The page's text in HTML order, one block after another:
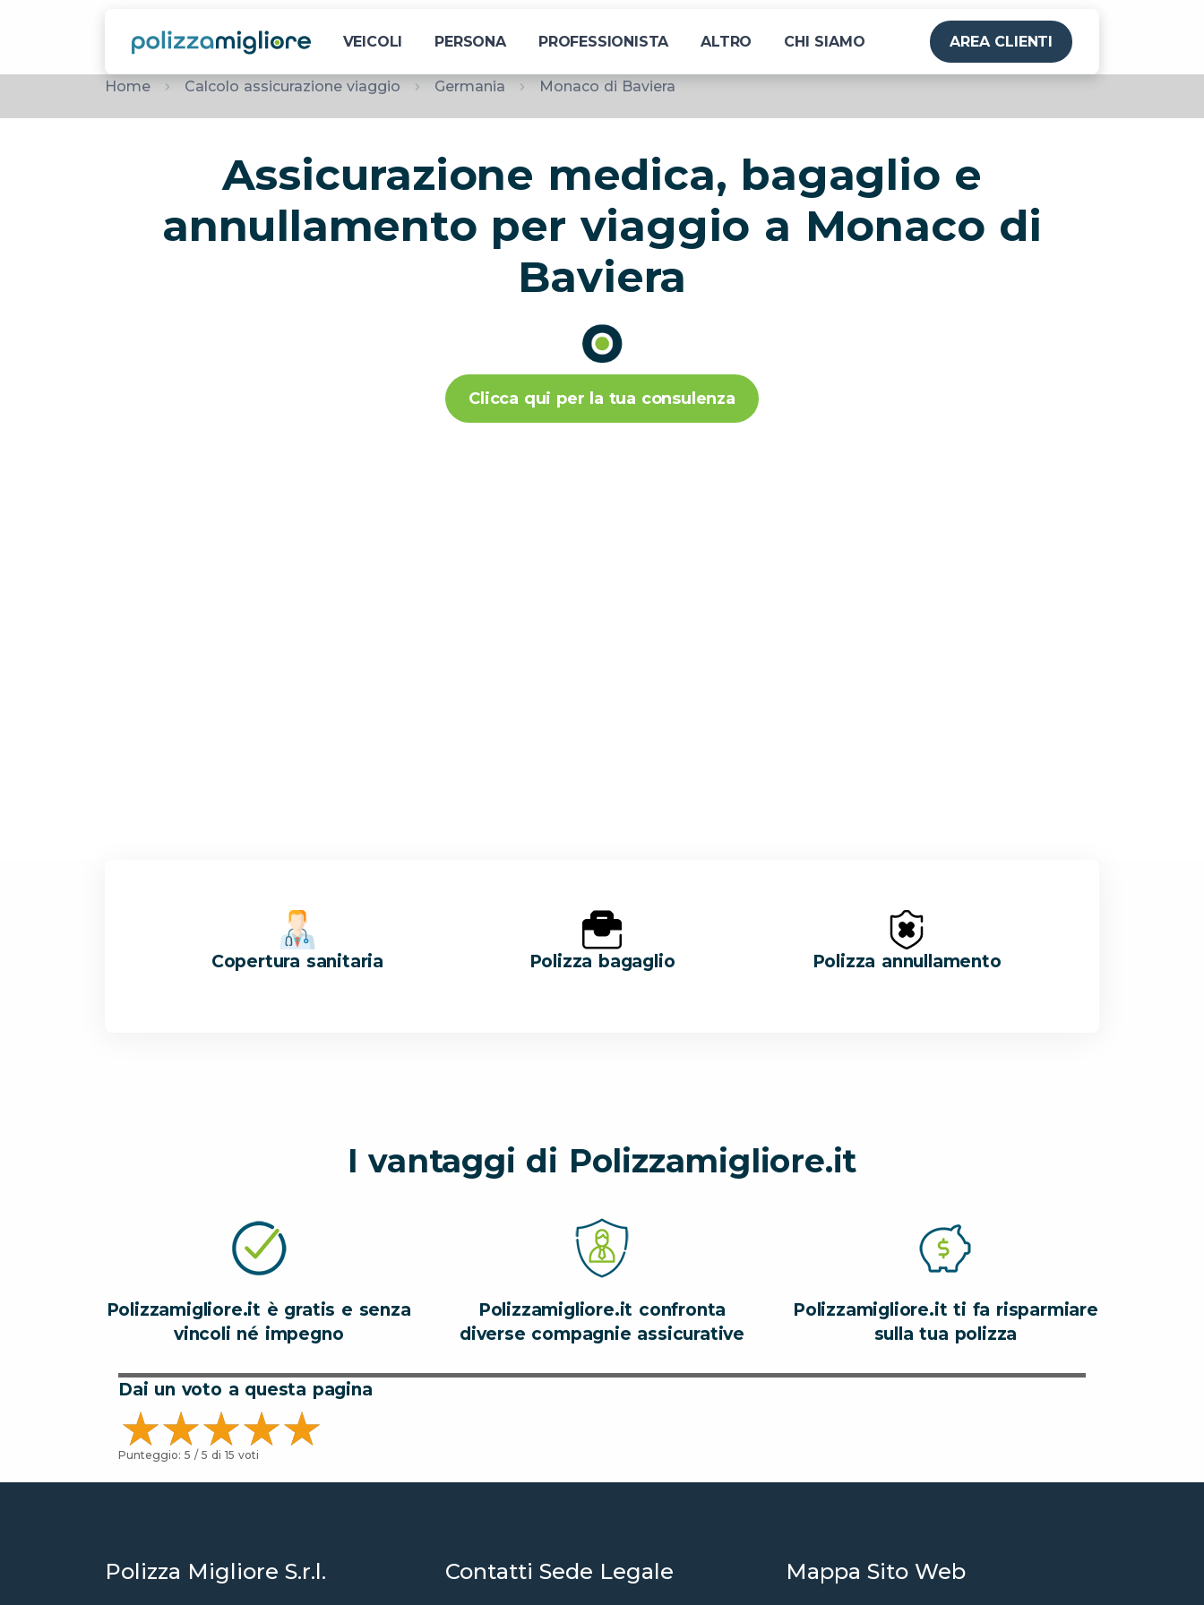
VEICOLI PERSONA PROFESSIONISTA ALTRO CHI SIAMO AREA CLIENTI
Home Calcolo assicurazione viaggio Germania Monaco di Baviera
Assicurazione medica, bagaglio e
annullamento per viaggio a Monaco di
Baviera
Clicca qui per la tua consulenza
Copertura sanitaria Polizza bagaglio Polizza annullamento
I vantaggi di Polizzamigliore.it
Polizzamigliore.it è gratis e senza
vincoli né impegno
Polizzamigliore.it confronta
diverse compagnie assicurative
Polizzamigliore.it ti fa risparmiare
sulla tua polizza
Dai un voto a questa pagina
Punteggio: 5 / 5 di 15 voti
Polizza Migliore S.r.l. Contatti Sede Legale Mappa Sito Web